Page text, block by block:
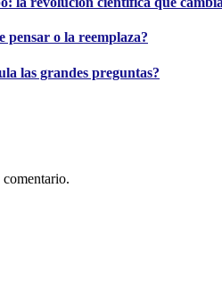
pensar o la reemplaza?
las grandes preguntas?